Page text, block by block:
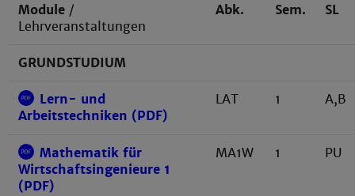
Module /
Lehrveranstaltungen
Abk. Sem. SL
GRUNDSTUDIUM
Lern- und
Arbeitstechniken (PDF)
LAT 1 A,B
Mathematik für
Wirtschaftsingenieure 1
(PDF)
MA1W 1 PU